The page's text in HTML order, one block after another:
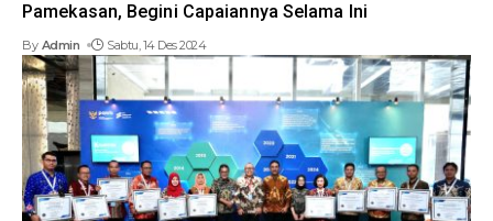
Pamekasan, Begini Capaiannya Selama Ini
By Admin Sabtu, 14 Des 2024